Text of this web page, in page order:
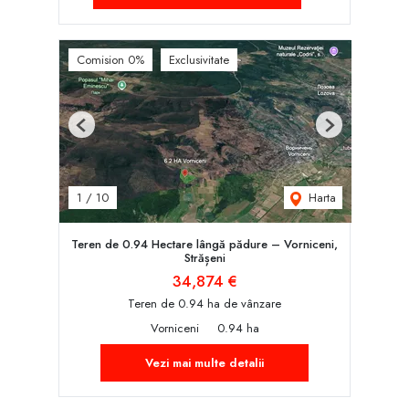
Comision 0% Exclusivitate
1 / 10 Harta
Previous Next
Teren de 0.94 Hectare lângă pădure – Vorniceni,
Strășeni
34,874 €
Teren de 0.94 ha de vânzare
Vorniceni
0.94 ha
Vezi mai multe detalii